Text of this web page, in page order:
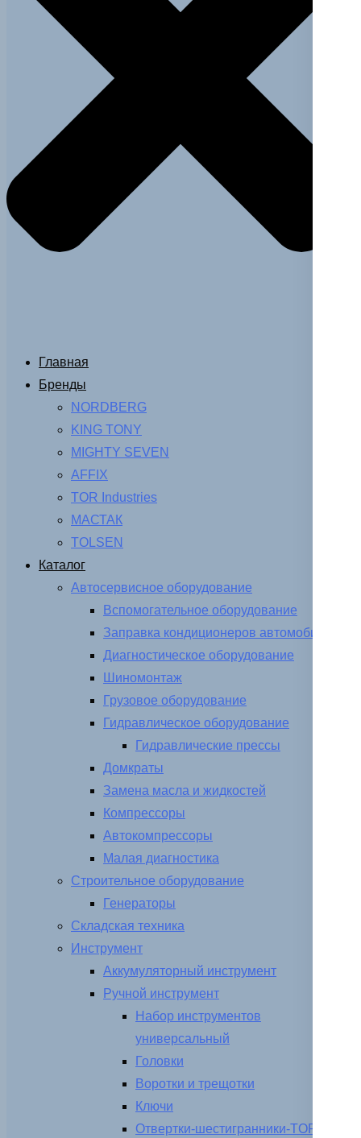
Главная
Бренды
NORDBERG
KING TONY
MIGHTY SEVEN
AFFIX
TOR Industries
МАСТАК
TOLSEN
Каталог
Автосервисное оборудование
Вспомогательное оборудование
Заправка кондиционеров автомобиля
Диагностическое оборудование
Шиномонтаж
Грузовое оборудование
Гидравлическое оборудование
Гидравлические прессы
Домкраты
Замена масла и жидкостей
Компрессоры
Автокомпрессоры
Малая диагностика
Строительное оборудование
Генераторы
Складская техника
Инструмент
Аккумуляторный инструмент
Ручной инструмент
Набор инструментов
универсальный
Головки
Воротки и трещотки
Ключи
Отвертки-шестигранники-TORX-